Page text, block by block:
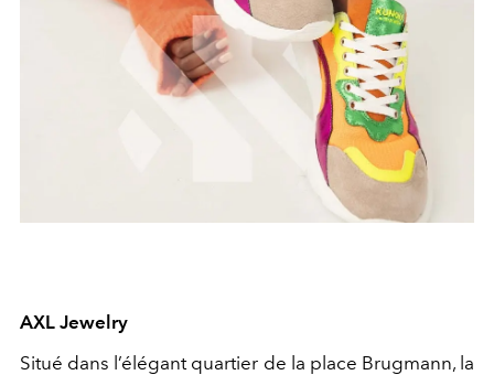
AXL Jewelry
Situé dans l’élégant quartier de la place Brugmann, la